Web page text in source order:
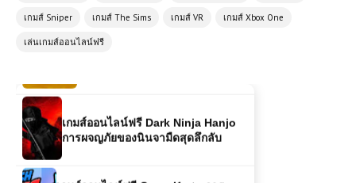
เกมส์ Sniper เกมส์ The Sims เกมส์ VR เกมส์ Xbox One
เล่นเกมส์ออนไลน์ฟรีเล่นเกมส์ออนไลน์ฟรี Zombie
เกมส์ออนไลน์ฟรี Dark Ninja Hanjo
การผจญภัยของนินจามืดสุดลึกลับ
เกมส์ออนไลน์ฟรี Crazy Karts การ